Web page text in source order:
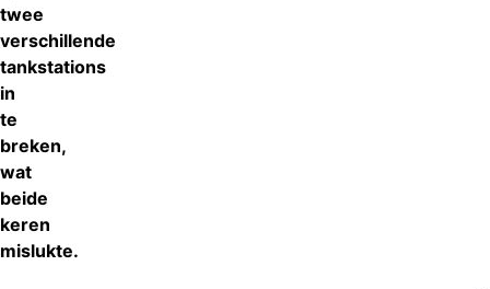
twee
verschillende
tankstations
in
te
breken,
wat
beide
keren
mislukte.